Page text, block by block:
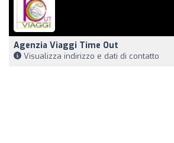
Agenzia Viaggi Time Out
Visualizza indirizzo e dati di contatto